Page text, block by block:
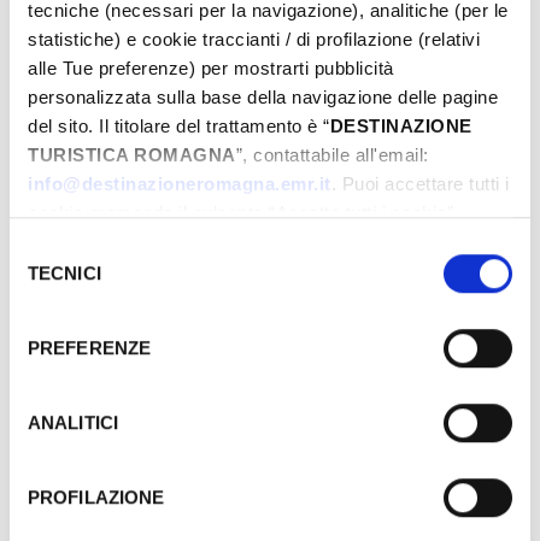
tecniche (necessari per la navigazione), analitiche (per le
statistiche) e cookie traccianti / di profilazione (relativi
alle Tue preferenze) per mostrarti pubblicità
personalizzata sulla base della navigazione delle pagine
del sito. Il titolare del trattamento è “DESTINAZIONE
TURISTICA ROMAGNA”, contattabile all'email:
info@destinazioneromagna.emr.it. Puoi accettare tutti i
cookie premendo il pulsante “Accetta tutti i cookie”,
gestire le tue preferenze facendo clic su “Personalizza”.
Qualora acconsenti a tutti i cookie i Tuoi dati potranno
attualmente non fornisce garanzie idonee per il
l’implementazione di misure supplementari di sicurezza a
Tutela dei navigatori, che abbiamo valutato essere
delTECNICI
PREFERENZE
ANALITICI
PROFILAZIONE